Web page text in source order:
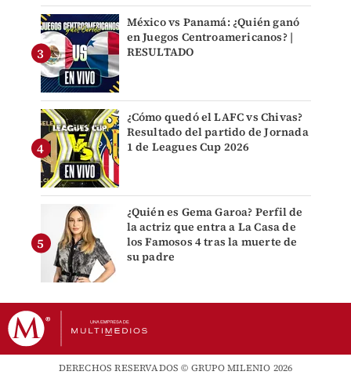
México vs Panamá: ¿Quién ganó
en Juegos Centroamericanos? |
RESULTADO
¿Cómo quedó el LAFC vs Chivas?
Resultado del partido de Jornada
1 de Leagues Cup 2026
¿Quién es Gema Garoa? Perfil de
la actriz que entra a La Casa de
los Famosos 4 tras la muerte de
su padre
DERECHOS RESERVADOS © GRUPO MILENIO 2026